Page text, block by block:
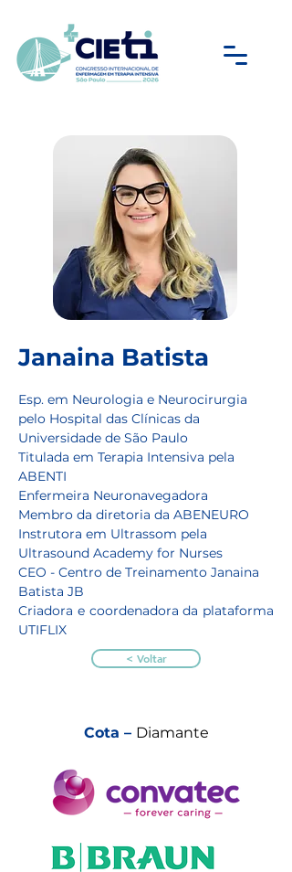
Janaina Batista
Esp. em Neurologia e Neurocirurgia
pelo Hospital das Clínicas da
Universidade de São Paulo
Titulada em Terapia Intensiva pela
ABENTI
Enfermeira Neuronavegadora
Membro da diretoria da ABENEURO
Instrutora em Ultrassom pela
Ultrasound Academy for Nurses
CEO - Centro de Treinamento Janaina
Batista JB
Criadora e coordenadora da plataforma
UTIFLIX
< Voltar
Cota – Diamante